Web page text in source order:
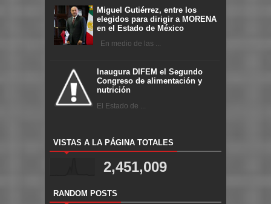
Miguel Gutiérrez, entre los
elegidos para dirigir a MORENA
en el Estado de México
En medio de las ...
Inaugura DIFEM el Segundo
Congreso de alimentación y
nutrición
El Estado de ...
VISTAS A LA PÁGINA TOTALES
2,451,009
RANDOM POSTS